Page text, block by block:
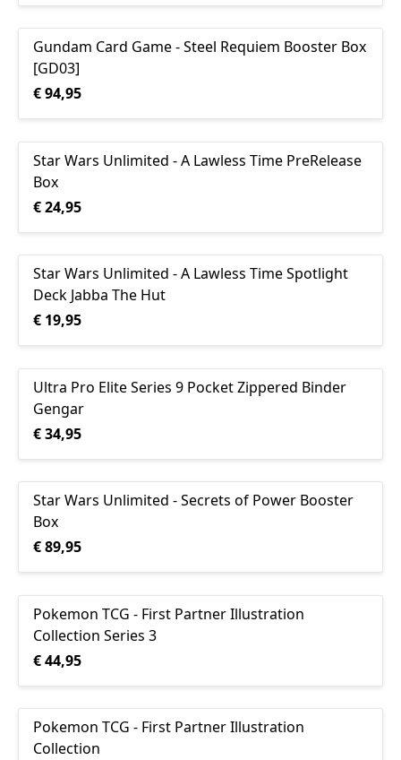
Gundam Card Game - Steel Requiem Booster Box
[GD03]
€ 94,95
Star Wars Unlimited - A Lawless Time PreRelease
Box
€ 24,95
Star Wars Unlimited - A Lawless Time Spotlight
Deck Jabba The Hut
€ 19,95
Ultra Pro Elite Series 9 Pocket Zippered Binder
Gengar
€ 34,95
Star Wars Unlimited - Secrets of Power Booster
Box
€ 89,95
Pokemon TCG - First Partner Illustration
Collection Series 3
€ 44,95
Pokemon TCG - First Partner Illustration
Collection